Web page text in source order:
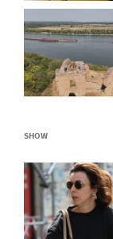
SHOW